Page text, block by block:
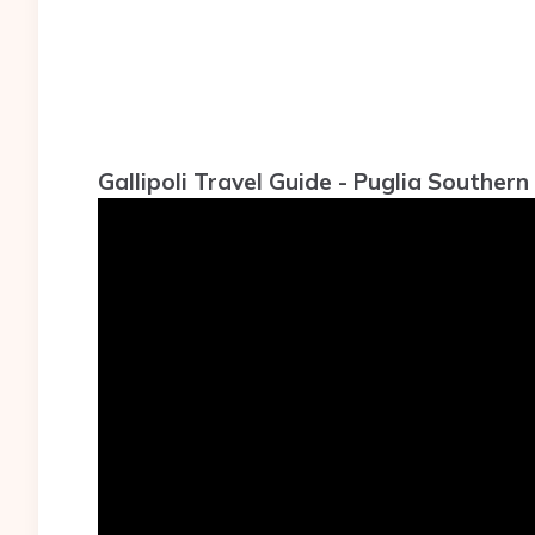
Gallipoli Travel Guide - Puglia